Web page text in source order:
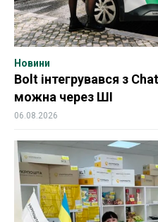
Новини
Bolt інтегрувався з
можна через ШІ
06.08.2026